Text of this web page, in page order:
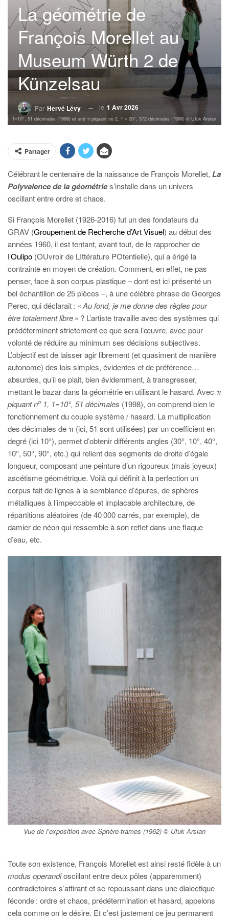
La géométrie de
François Morellet au
Museum Würth 2 de
Künzelsau
Par Hervé Lévy le 1 Avr 2026
1, 1=10°, 51 décimales (1998) et und π piquant no 2, 1 = 20°, 372 décimales (1998) © Ufuk Arslan
Partager
Célébrant le centenaire de la naissance de François Morellet, La
Polyvalence de la géométries’installe dans un univers
oscillant entre ordre et chaos.
Si François Morellet (1926-2016) fut un des fondateurs du
GRAV (Groupement de Recherche d’Art Visuel) au début des
années 1960, il est tentant, avant tout, de le rapprocher de
l’Oulipo (OUvroir de LIttérature POtentielle), qui a érigé la
contrainte en moyen de création. Comment, en effet, ne pas
penser, face à son corpus plastique – dont est ici présenté un
bel échantillon de 25 pièces –, à une célèbre phrase de Georges
Perec, qui déclarait : «Au fond, je me donne des règles pour
être totalement libre» ? L’artiste travaille avec des systèmes qui
prédéterminent strictement ce que sera l’œuvre, avec pour
volonté de réduire au minimum ses décisions subjectives.
L’objectif est de laisser agir librement (et quasiment de manière
autonome) des lois simples, évidentes et de préférence…
absurdes, qu’il se plait, bien évidemment, à transgresser,
mettant le bazar dans la géométrie en utilisant le hasard. Avec π
piquant no 1, 1=10°, 51 décimales (1998), on comprend bien le
fonctionnement du couple système / hasard. La multiplication
des décimales de π (ici, 51 sont utilisées) par un coefficient en
degré (ici 10°), permet d’obtenir différents angles (30°, 10°, 40°,
10°, 50°, 90°, etc.) qui relient des segments de droite d’égale
longueur, composant une peinture d’un rigoureux (mais joyeux)
ascétisme géométrique. Voilà qui définit à la perfection un
corpus fait de lignes à la semblance d’épures, de sphères
métalliques à l’impeccable et implacable architecture, de
répartitions aléatoires (de 40 000 carrés, par exemple), de
damier de néon qui ressemble à son reflet dans une flaque
d’eau, etc.
Vue de l’exposition avec Sphère-trames (1962) © Ufuk Arslan
Toute son existence, François Morellet est ainsi resté fidèle à un
modus operandioscillant entre deux pôles (apparemment)
contradictoires s’attirant et se repoussant dans une dialectique
féconde : ordre et chaos, prédétermination et hasard, appelons
cela comme on le désire. Et c’est justement ce jeu permanent